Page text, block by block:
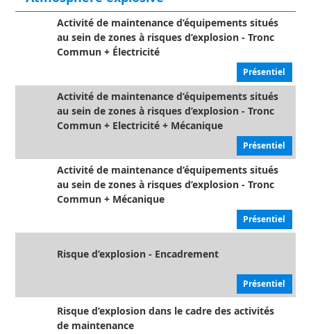
Activité de maintenance d’équipements situés
au sein de zones à risques d’explosion - Tronc
Commun + Électricité
Présentiel
Activité de maintenance d’équipements situés
au sein de zones à risques d’explosion - Tronc
Commun + Electricité + Mécanique
Présentiel
Activité de maintenance d’équipements situés
au sein de zones à risques d’explosion - Tronc
Commun + Mécanique
Présentiel
Risque d’explosion - Encadrement
Présentiel
Risque d’explosion dans le cadre des activités
de maintenance